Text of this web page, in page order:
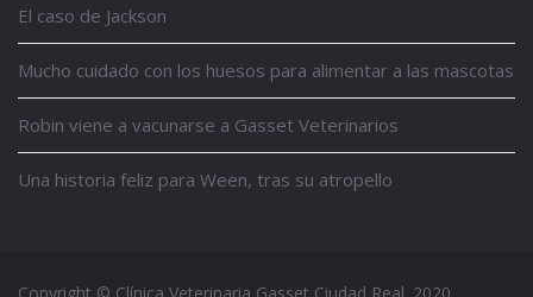
El caso de Jackson
Mucho cuidado con los huesos para alimentar a las mascotas
Robin viene a vacunarse a Gasset Veterinarios
Una historia feliz para Ween, tras su atropello